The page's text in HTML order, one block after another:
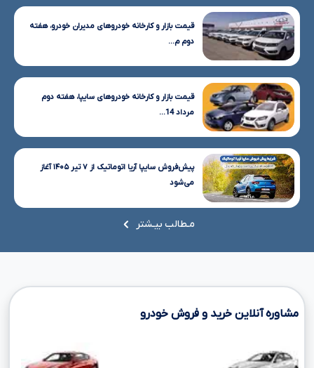
قیمت بازار و کارخانه خودروهای مدیران خودرو، هفته
دوم م...
قیمت بازار و کارخانه خودروهای سایپا، هفته دوم
مرداد 14...
پیش‌فروش سایپا آریا اتوماتیک از ۷ تیر ۱۴۰۵ آغاز
می‌شود
مـطالب بیـشتر
مشاوره آنلاین خرید و فروش خودرو